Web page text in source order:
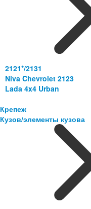
2121*/2131
Niva Chevrolet 2123
Lada 4x4 Urban
Крепеж
Кузов/элементы кузова